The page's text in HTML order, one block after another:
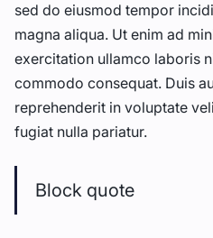
sed do eiusmod tempor
magna aliqua. Ut enim ad
exercitation ullamco laboris
commodo consequat. Duis
reprehenderit in voluptate
fugiat nulla pariatur.
Block quote